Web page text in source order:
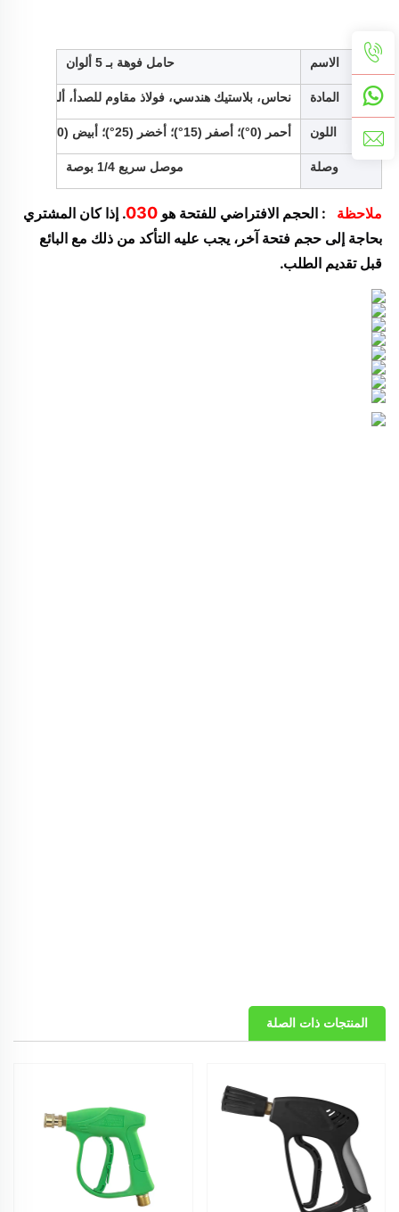
الاسم حامل فوهة بـ 5 ألوان
المادة نحاس، بلاستيك هندسي، فولاذ مقاوم للصدأ، ألومنيوم
اللون أحمر (0°)؛ أصفر (15°)؛ أخضر (25°)؛ أبيض (40°)؛ أسود (صابون)
وصلة موصل سريع 1/4 بوصة
ملاحظة : الحجم الافتراضي للفتحة هو 030
قبل تقديم الطلب.
المنتجات ذات الصلة